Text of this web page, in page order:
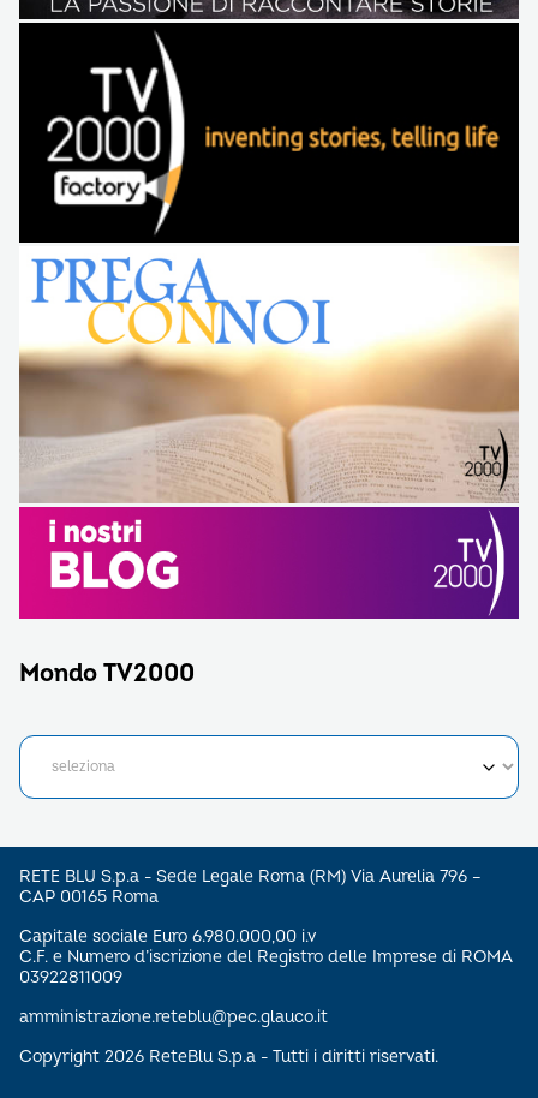
Mondo TV2000
RETE BLU S.p.a - Sede Legale Roma (RM) Via Aurelia 796 –
CAP 00165 Roma
Capitale sociale Euro 6.980.000,00 i.v
C.F. e Numero d’iscrizione del Registro delle Imprese di ROMA
03922811009
amministrazione.reteblu@pec.glauco.it
Copyright 2026 ReteBlu S.p.a - Tutti i diritti riservati.